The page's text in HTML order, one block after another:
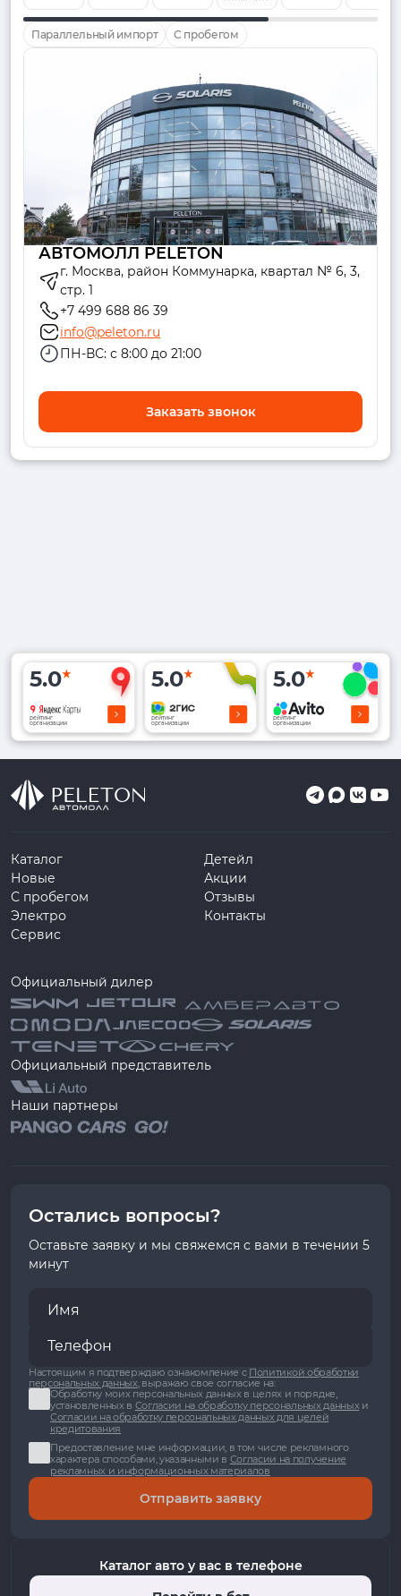
Параллельный импорт С пробегом
АВТОМОЛЛ PELETON
г. Москва, район Коммунарка, квартал № 6, 3,
стр. 1
+7 499 688 86 39
info@peleton.ru
ПН-ВС: с 8:00 до 21:00
Заказать звонок
5.0
рейтинг
организации
5.0
рейтинг
организации
5.0
рейтинг
организации
Каталог
Новые
С пробегом
Электро
Сервис
Детейл
Акции
Отзывы
Контакты
Официальный дилер
Официальный представитель
Наши партнеры
Остались вопросы?
Оставьте заявку и мы свяжемся с вами в течении 5
минут
Настоящим я подтверждаю ознакомление с Политикой обработки
персональных данных, выражаю свое согласие на:
Обработку моих персональных данных в целях и порядке,
установленных в Согласии на обработку персональных данныхи
Согласии на обработку персональных данных для целей
кредитования
Предоставление мне информации, в том числе рекламного
характера способами, указанными в Согласии на получение
рекламных и информационных материалов
Отправить заявку
Каталог авто у вас в телефоне